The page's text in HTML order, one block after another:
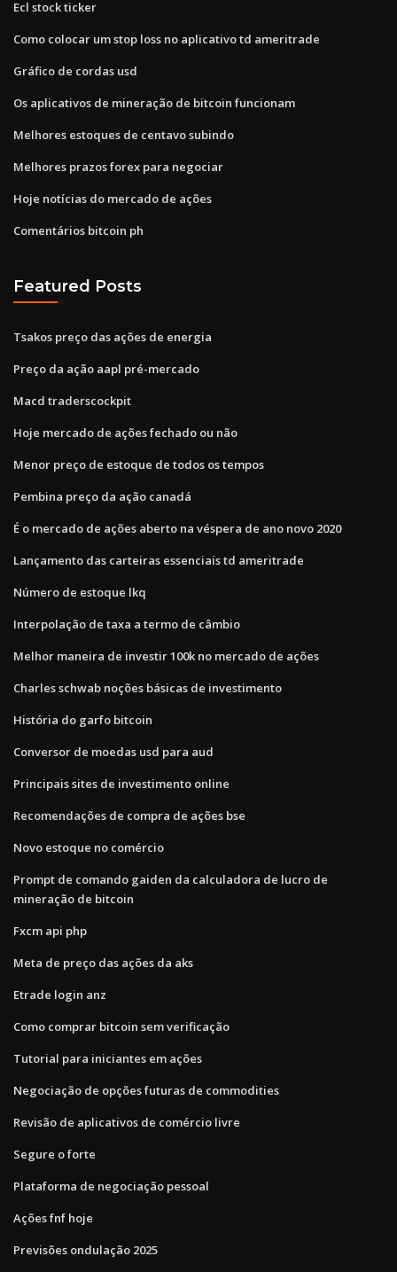
Ecl stock ticker
Como colocar um stop loss no aplicativo td ameritrade
Gráfico de cordas usd
Os aplicativos de mineração de bitcoin funcionam
Melhores estoques de centavo subindo
Melhores prazos forex para negociar
Hoje notícias do mercado de ações
Comentários bitcoin ph
Featured Posts
Tsakos preço das ações de energia
Preço da ação aapl pré-mercado
Macd traderscockpit
Hoje mercado de ações fechado ou não
Menor preço de estoque de todos os tempos
Pembina preço da ação canadá
É o mercado de ações aberto na véspera de ano novo 2020
Lançamento das carteiras essenciais td ameritrade
Número de estoque lkq
Interpolação de taxa a termo de câmbio
Melhor maneira de investir 100k no mercado de ações
Charles schwab noções básicas de investimento
História do garfo bitcoin
Conversor de moedas usd para aud
Principais sites de investimento online
Recomendações de compra de ações bse
Novo estoque no comércio
Prompt de comando gaiden da calculadora de lucro de
mineração de bitcoin
Fxcm api php
Meta de preço das ações da aks
Etrade login anz
Como comprar bitcoin sem verificação
Tutorial para iniciantes em ações
Negociação de opções futuras de commodities
Revisão de aplicativos de comércio livre
Segure o forte
Plataforma de negociação pessoal
Ações fnf hoje
Previsões ondulação 2025